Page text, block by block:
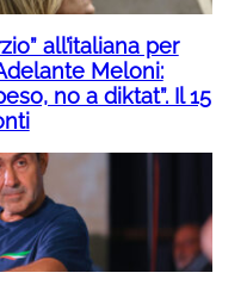
all’italiana per
Meloni:
no a diktat”. Il 15